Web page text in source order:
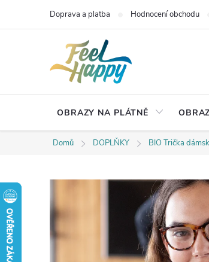
Doprava a platba Hodnocení obchodu
OBRAZY NA PLÁTNĚ
Domů DOPLŇKY BIO Trička